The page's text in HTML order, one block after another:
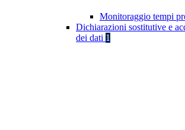
Monitoraggio tempi
Dichiarazioni sostitutive e
dei dati 1